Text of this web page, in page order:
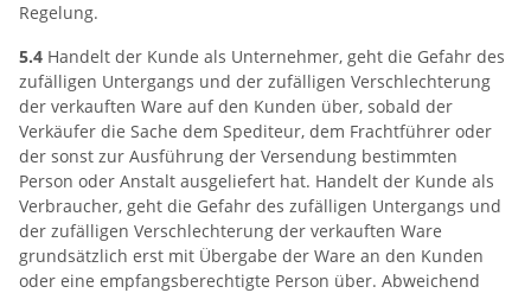
Regelung.
5.4 Handelt der Kunde als Unternehmer, geht die Gefahr des
zufälligen Untergangs und der zufälligen Verschlechterung
der verkauften Ware auf den Kunden über, sobald der
Verkäufer die Sache dem Spediteur, dem Frachtführer oder
der sonst zur Ausführung der Versendung bestimmten
Person oder Anstalt ausgeliefert hat. Handelt der Kunde als
Verbraucher, geht die Gefahr des zufälligen Untergangs und
der zufälligen Verschlechterung der verkauften Ware
grundsätzlich erst mit Übergabe der Ware an den Kunden
oder eine empfangsberechtigte Person über. Abweichend